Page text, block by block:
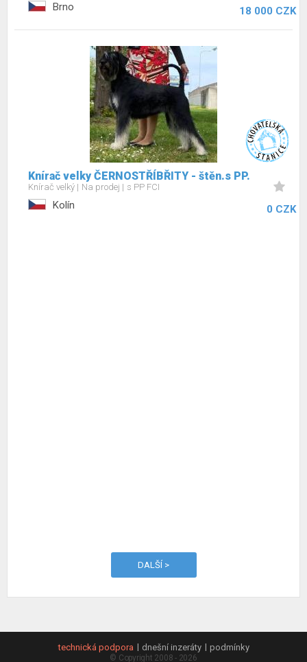
Brno 18 000 CZK
Knírač velky ČERNOSTŘÍBŘITY - štěn.s PP.
Knírač velký Na prodej s PP FCI
Kolín 0 CZK
DALŠÍ >
technická podpora dnešní inzeráty podmínky
© Copyright 2008 - 2026